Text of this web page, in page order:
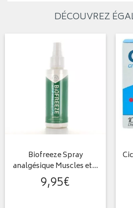
DÉCOUVREZ
Biofreeze Spray
analgésique Muscles et…
9,95€